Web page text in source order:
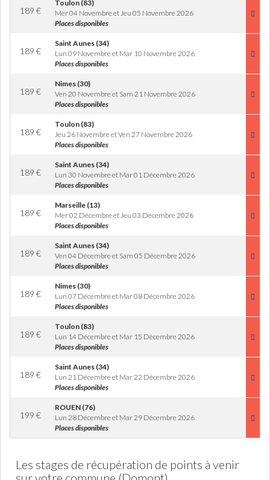
189 €
Toulon (83)
Mer 04 Novembre et Jeu 05 Novembre 2026
Places disponibles
189 €
Saint Aunes (34)
Lun 09 Novembre et Mar 10 Novembre 2026
Places disponibles
189 €
Nimes (30)
Ven 20 Novembre et Sam 21 Novembre 2026
Places disponibles
189 €
Toulon (83)
Jeu 26 Novembre et Ven 27 Novembre 2026
Places disponibles
189 €
Saint Aunes (34)
Lun 30 Novembre et Mar 01 Décembre 2026
Places disponibles
189 €
Marseille (13)
Mer 02 Décembre et Jeu 03 Décembre 2026
Places disponibles
189 €
Saint Aunes (34)
Ven 04 Décembre et Sam 05 Décembre 2026
Places disponibles
189 €
Nimes (30)
Lun 07 Décembre et Mar 08 Décembre 2026
Places disponibles
189 €
Toulon (83)
Lun 14 Décembre et Mar 15 Décembre 2026
Places disponibles
189 €
Saint Aunes (34)
Lun 21 Décembre et Mar 22 Décembre 2026
Places disponibles
199 €
ROUEN (76)
Lun 28 Décembre et Mar 29 Décembre 2026
Places disponibles
Les stages de récupération de points à venir